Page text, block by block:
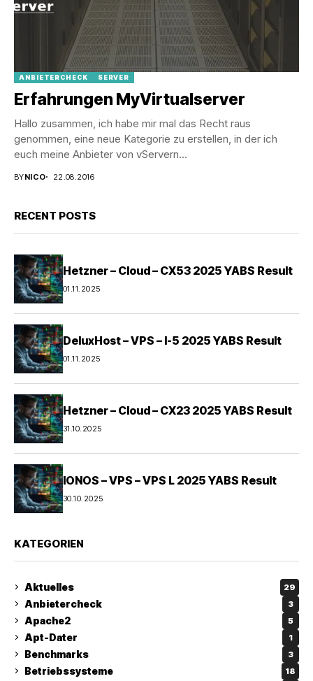
ANBIETERCHECK SERVER
Erfahrungen MyVirtualserver
Hallo zusammen, ich habe mir mal das Recht raus
genommen, eine neue Kategorie zu erstellen, in der ich
euch meine Anbieter von vServern...
BYNICO 22.08.2016
RECENT POSTS
Hetzner – Cloud – CX53 2025 YABS Result
01.11.2025
DeluxHost – VPS – I-5 2025 YABS Result
01.11.2025
Hetzner – Cloud – CX23 2025 YABS Result
31.10.2025
IONOS – VPS – VPS L 2025 YABS Result
30.10.2025
KATEGORIEN
Aktuelles 29
Anbietercheck 3
Apache2 5
Apt-Dater 1
Benchmarks 3
Betriebssysteme 18